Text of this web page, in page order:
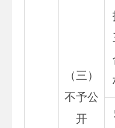
（三）
不予公
开